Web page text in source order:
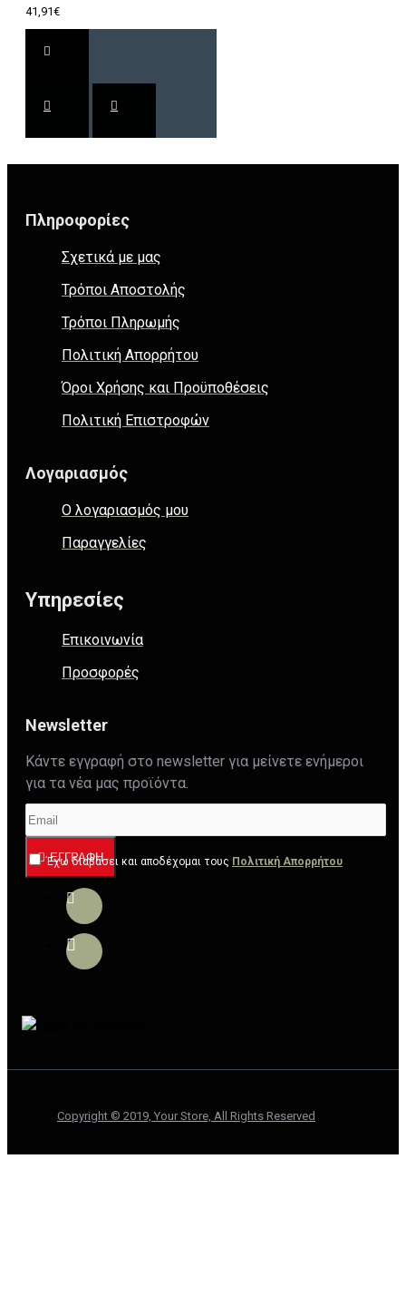
41,91€
Πληροφορίες
Σχετικά με μας
Τρόποι Αποστολής
Τρόποι Πληρωμής
Πολιτική Απορρήτου
Όροι Χρήσης και Προϋποθέσεις
Πολιτική Επιστροφών
Λογαριασμός
Ο λογαριασμός μου
Παραγγελίες
Υπηρεσίες
Επικοινωνία
Προσφορές
Newsletter
Κάντε εγγραφή στο newsletter για μείνετε ενήμεροι
για τα νέα μας προϊόντα.
ΕΓΓΡΑΦΉ
Έχω διαβάσει και αποδέχομαι τους Πολιτική Απορρήτου
Copyright © 2019, Your Store, All Rights Reserved